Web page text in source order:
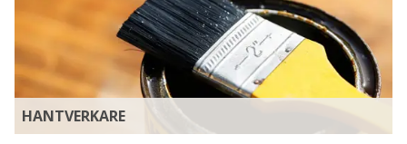
HANTVERKARE